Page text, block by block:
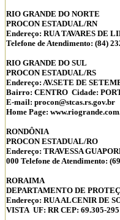
RIO GRANDE DO NORTE
PROCON ESTADUAL/RN
Endereço: RUA TAVARES DE
Telefone de Atendimento: (84)
RIO GRANDE DO SUL
PROCON ESTADUAL/RS
Endereço: AV.SETE DE
Bairro: CENTRO Cidade:
E-mail: procon@stcas.rs.gov.br
Home Page:
RONDÔNIA
PROCON ESTADUAL/RO
Endereço: TRAVESSA
000 Telefone de Atendimento:
RORAIMA
DEPARTAMENTO DE
Endereço: RUA ALCENIR DE
VISTA UF: RR CEP: 69.305-